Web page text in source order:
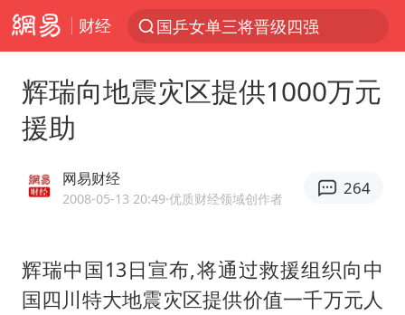
财经
国乒女单三将晋级四强
新疆优化调整景区内自驾服务费
购飞机票7分钟后退票被扣2022元
郑丽文：台湾从来没有“独立”过
酒店花洒现排泄物住客索赔遭拒
辉瑞向地震灾区提供1000万元
援助
网易财经
2008-05-13 20:49·优质财经领域创作者
264
辉瑞中国13日宣布,将通过救援组织向中
国四川特大地震灾区提供价值一千万元人